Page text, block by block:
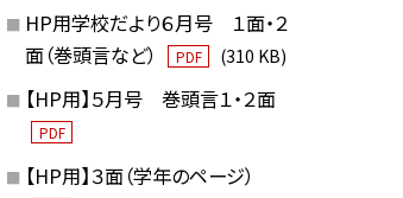
HP用学校だより６月号 １面・２
面（巻頭言など）
PDF (310 KB)
【HP用】５月号 巻頭言１・２面
PDF
【HP用】３面（学年のページ）